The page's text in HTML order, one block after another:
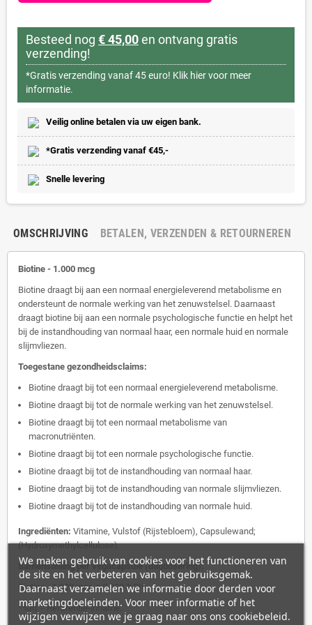
Besteed nog € 45,00en ontvang gratis
verzending!
*Gratis verzending vanaf 45 euro! Klik hier voor meer
informatie.
Veilig online betalen via uw eigen bank.
*Gratis verzending vanaf €45,-
Snelle levering
OMSCHRIJVING BETALEN, VERZENDEN & RETOURNEREN
Biotine - 1.000 mcg
Biotine draagt bij aan een normaal energieleverend metabolisme en
ondersteunt de normale werking van het zenuwstelsel. Daarnaast
draagt biotine bij aan een normale psychologische functie en helpt het
bij de instandhouding van normaal haar, een normale huid en normale
slijmvliezen.
Toegestane gezondheidsclaims:
Biotine draagt bij tot een normaal energieleverend metabolisme.
Biotine draagt bij tot de normale werking van het zenuwstelsel.
Biotine draagt bij tot een normaal metabolisme van
macronutriënten.
Biotine draagt bij tot een normale psychologische functie.
Biotine draagt bij tot de instandhouding van normaal haar.
Biotine draagt bij tot de instandhouding van normale slijmvliezen.
Biotine draagt bij tot de instandhouding van normale huid.
Ingrediënten: Vitamine, Vulstof (Rijstebloem), Capsulewand;
(Hydroxymethylcellulose).
Samenstelling per vegacapsule (dagdosering):
Biotine - 1.000 mcg = 2.000 %RI*.
*%RI = Referentie-inname.
We maken gebruik van cookies voor het functioneren van
de site en het verbeteren van het gebruiksgemak.
Daarnaast verzamelen we informatie door derden voor
marketingdoeleinden. Voor meer informatie of het
wijzigen verwijzen we je graag naar ons ons cookiebeleid.